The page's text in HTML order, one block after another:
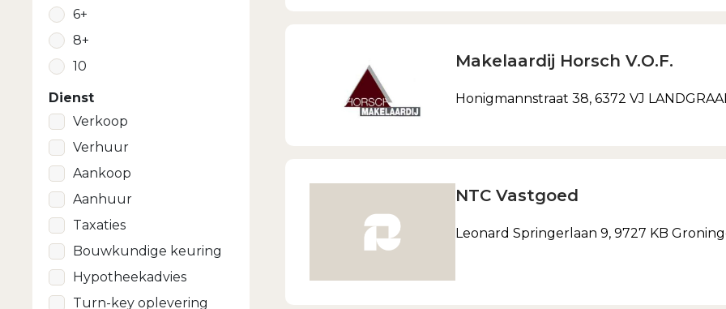
6+
8+
10
Dienst
Verkoop
Verhuur
Aankoop
Aanhuur
Taxaties
Bouwkundige keuring
Hypotheekadvies
Turn-key oplevering
Makelaardij Horsch V.O.F.
Honigmannstraat 38, 6372 VJ
NTC Vastgoed
Leonard Springerlaan 9, 9727 KB